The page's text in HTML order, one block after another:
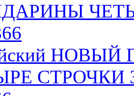
НОВЫЙ
СТРОЧКИ